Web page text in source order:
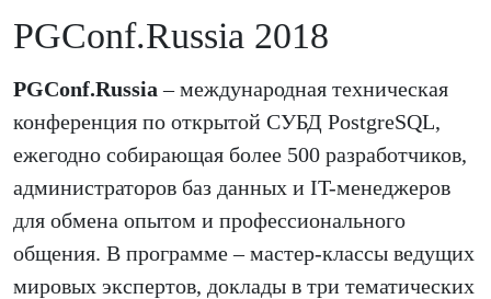
PGConf.Russia 2018
PGConf.Russia – международная техническая
конференция по открытой СУБД PostgreSQL,
ежегодно собирающая более 500 разработчиков,
администраторов баз данных и IT-менеджеров
для обмена опытом и профессионального
общения. В программе – мастер-классы ведущих
мировых экспертов, доклады в три тематических